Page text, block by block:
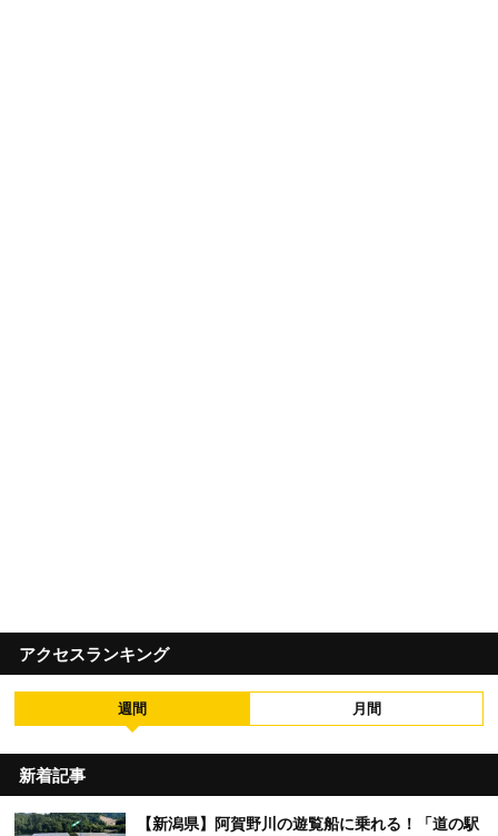
アクセスランキング
週間 月間
新着記事
【新潟県】阿賀野川の遊覧船に乗れる！「道の駅